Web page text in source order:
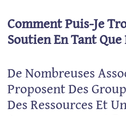
Comment Puis-Je
Soutien En Tant Que
De Nombreuses
Proposent Des
Des Ressources Et